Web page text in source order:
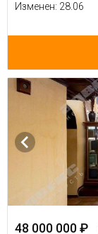
Изменен: 28.06
48 000 000 ₽